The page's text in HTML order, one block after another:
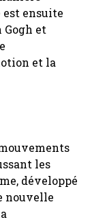
est ensuite
Gogh et
et la
les
développé
nouvelle